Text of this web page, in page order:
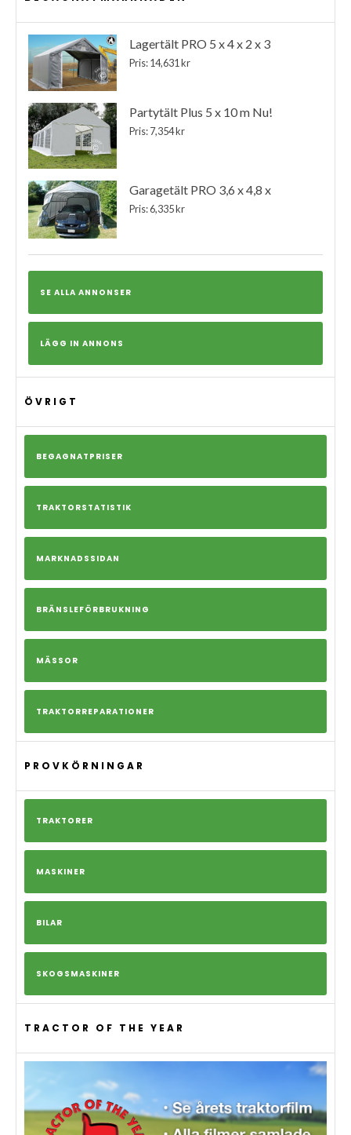
Lagertält PRO 5 x 4 x 2 x 3
Pris: 14,631 kr
Partytält Plus 5 x 10 m Nu!
Pris: 7,354 kr
Garagetält PRO 3,6 x 4,8 x
Pris: 6,335 kr
SE ALLA ANNONSER
LÄGG IN ANNONS
ÖVRIGT
BEGAGNATPRISER
TRAKTORSTATISTIK
MARKNADSSIDAN
BRÄNSLEFÖRBRUKNING
MÄSSOR
TRAKTORREPARATIONER
PROVKÖRNINGAR
TRAKTORER
MASKINER
BILAR
SKOGSMASKINER
TRACTOR OF THE YEAR